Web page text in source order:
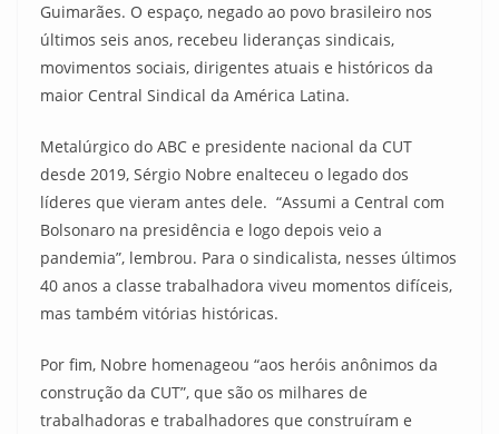
Guimarães. O espaço, negado ao povo brasileiro nos
últimos seis anos, recebeu lideranças sindicais,
movimentos sociais, dirigentes atuais e históricos da
maior Central Sindical da América Latina.
Metalúrgico do ABC e presidente nacional da CUT
desde 2019, Sérgio Nobre enalteceu o legado dos
líderes que vieram antes dele. “Assumi a Central com
Bolsonaro na presidência e logo depois veio a
pandemia”, lembrou. Para o sindicalista, nesses últimos
40 anos a classe trabalhadora viveu momentos difíceis,
mas também vitórias históricas.
Por fim, Nobre homenageou “aos heróis anônimos da
construção da CUT”, que são os milhares de
trabalhadoras e trabalhadores que construíram e